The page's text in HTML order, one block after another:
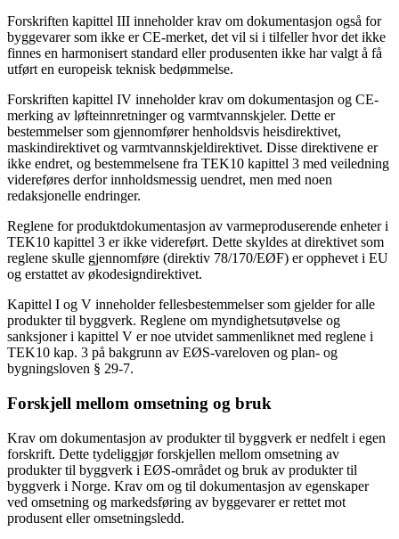
Forskriften kapittel III inneholder krav om dokumentasjon også for
byggevarer som ikke er CE-merket, det vil si i tilfeller hvor det ikke
finnes en harmonisert standard eller produsenten ikke har valgt å få
utført en europeisk teknisk bedømmelse.
Forskriften kapittel IV inneholder krav om dokumentasjon og CE-
merking av løfteinnretninger og varmtvannskjeler. Dette er
bestemmelser som gjennomfører henholdsvis heisdirektivet,
maskindirektivet og varmtvannskjeldirektivet. Disse direktivene er
ikke endret, og bestemmelsene fra TEK10 kapittel 3 med veiledning
videreføres derfor innholdsmessig uendret, men med noen
redaksjonelle endringer.
Reglene for produktdokumentasjon av varmeproduserende enheter i
TEK10 kapittel 3 er ikke videreført. Dette skyldes at direktivet som
reglene skulle gjennomføre (direktiv 78/170/EØF) er opphevet i EU
og erstattet av økodesigndirektivet.
Kapittel I og V inneholder fellesbestemmelser som gjelder for alle
produkter til byggverk. Reglene om myndighetsutøvelse og
sanksjoner i kapittel V er noe utvidet sammenliknet med reglene i
TEK10 kap. 3 på bakgrunn av EØS-vareloven og plan- og
bygningsloven § 29-7.
Forskjell mellom omsetning og bruk
Krav om dokumentasjon av produkter til byggverk er nedfelt i egen
forskrift. Dette tydeliggjør forskjellen mellom omsetning av
produkter til byggverk i EØS-området og bruk av produkter til
byggverk i Norge. Krav om og til dokumentasjon av egenskaper
ved omsetning og markedsføring av byggevarer er rettet mot
produsent eller omsetningsledd.